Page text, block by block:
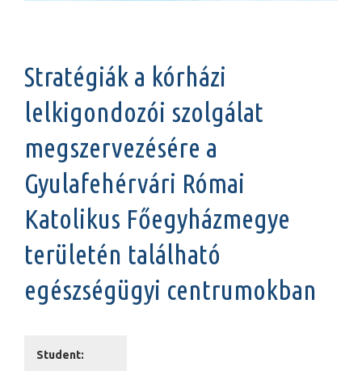
Stratégiák a kórházi
lelkigondozói szolgálat
megszervezésére a
Gyulafehérvári Római
Katolikus Főegyházmegye
területén található
egészségügyi centrumokban
Student: